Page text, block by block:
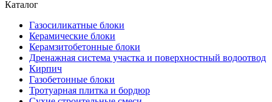
Каталог
Газосиликатные блоки
Керамические блоки
Керамзитобетонные блоки
Дренажная система участка и поверхностный водоотвод
Кирпич
Газобетонные блоки
Тротуарная плитка и бордюр